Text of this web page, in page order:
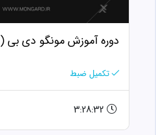
دوره آموزش مونگو دی بی (mongodb)
تکمیل ضبط